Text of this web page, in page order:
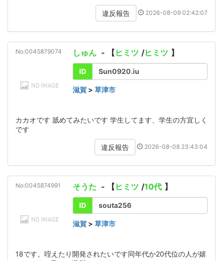
違反報告 2026-08-09 02:42:07
No:0045879074 しゅん - 【 ヒミツ /ヒミツ 】
ID Sun0920.iu
滋賀 > 草津市
カカオです 舐めてみたいです 学生してます、学生の方宜しく
です
違反報告 2026-08-08 23:43:04
No:0045874991 そうた - 【 ヒミツ /10代 】
ID souta256
滋賀 > 草津市
18です。咥えたり開発されたいです同年代か20代位の人が嬉